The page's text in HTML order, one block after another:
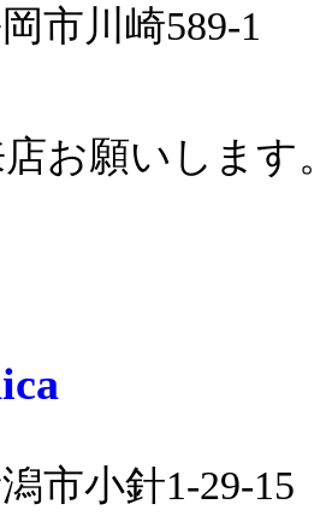
市川崎589-1
お願いします
市小針1-29-15